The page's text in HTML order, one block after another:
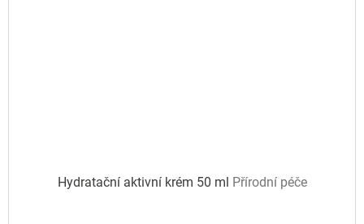
Hydratační aktivní krém 50 ml Přírodní péče